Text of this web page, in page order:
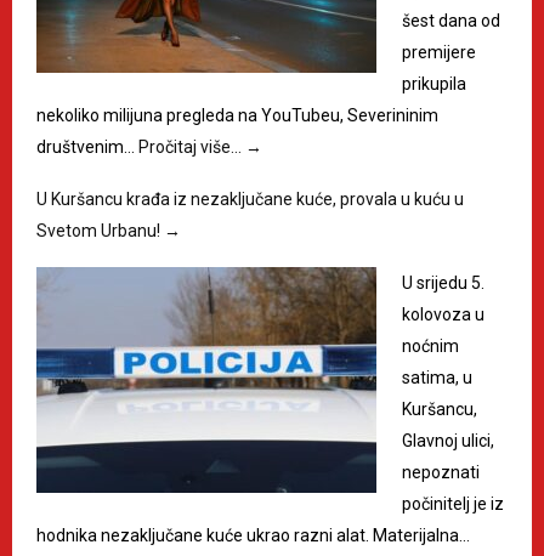
šest dana od
premijere
prikupila
nekoliko milijuna pregleda na YouTubeu, Severininim
društvenim…
Pročitaj više… →
U Kuršancu krađa iz nezaključane kuće, provala u kuću u
Svetom Urbanu! →
U srijedu 5.
kolovoza u
noćnim
satima, u
Kuršancu,
Glavnoj ulici,
nepoznati
počinitelj je iz
hodnika nezaključane kuće ukrao razni alat. Materijalna…